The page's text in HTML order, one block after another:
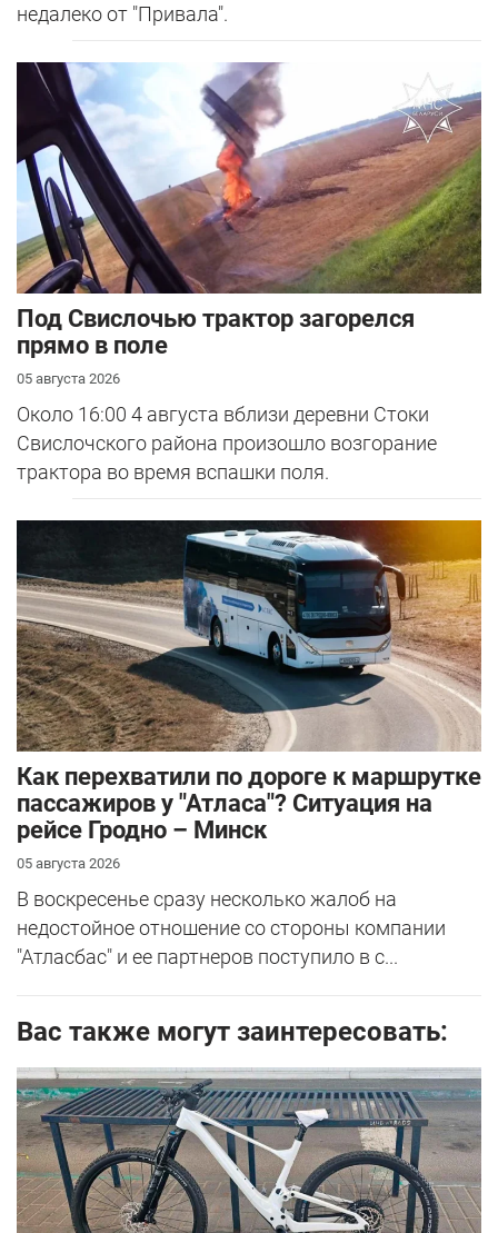
недалеко от "Привала".
Под Свислочью трактор загорелся
прямо в поле
05 августа 2026
Около 16:00 4 августа вблизи деревни Стоки
Свислочского района произошло возгорание
трактора во время вспашки поля.
Как перехватили по дороге к маршрутке
пассажиров у "Атласа"? Ситуация на
рейсе Гродно – Минск
05 августа 2026
В воскресенье сразу несколько жалоб на
недостойное отношение со стороны компании
"Атласбас" и ее партнеров поступило в с...
Вас также могут заинтересовать: